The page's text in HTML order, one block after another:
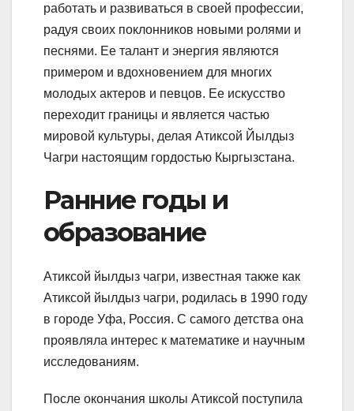
работать и развиваться в своей профессии,
радуя своих поклонников новыми ролями и
песнями. Ее талант и энергия являются
примером и вдохновением для многих
молодых актеров и певцов. Ее искусство
переходит границы и является частью
мировой культуры, делая Атиксой Йылдыз
Чагри настоящим гордостью Кыргызстана.
Ранние годы и
образование
Атиксой йылдыз чагри, известная также как
Атиксой йылдыз чагри, родилась в 1990 году
в городе Уфа, Россия. С самого детства она
проявляла интерес к математике и научным
исследованиям.
После окончания школы Атиксой поступила